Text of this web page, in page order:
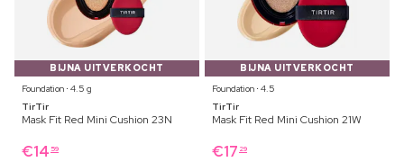
BIJNA UITVERKOCHT
Foundation ⋅ 4.5 g
TirTir
Mask Fit Red Mini Cushion 23N
€14 59
BIJNA UITVERKOCHT
Foundation ⋅ 4.5
TirTir
Mask Fit Red Mini Cushion 21W
€17 29